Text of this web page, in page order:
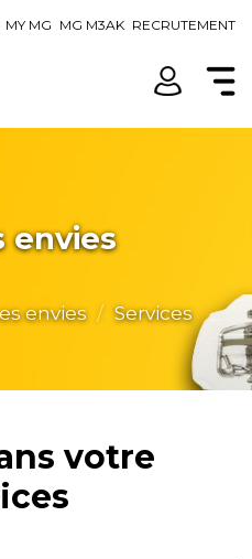
MY MG MG M3AK RECRUTEMENT
envies Services
votre
envies